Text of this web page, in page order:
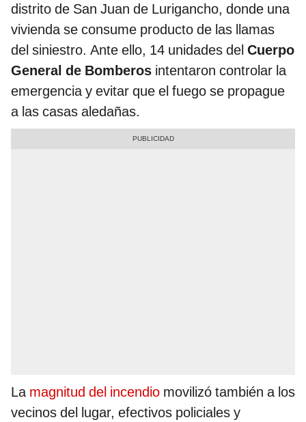
distrito de San Juan de Lurigancho, donde una
vivienda se consume producto de las llamas
del siniestro. Ante ello, 14 unidades del Cuerpo
General de Bomberos intentaron controlar la
emergencia y evitar que el fuego se propague
a las casas aledañas.
La magnitud del incendio movilizó también a los
vecinos del lugar, efectivos policiales y